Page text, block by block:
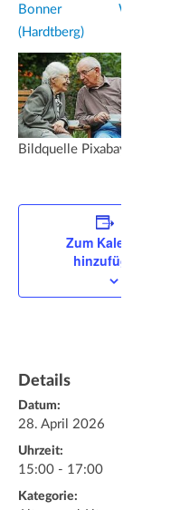
Bonner Westen
(Hardtberg)
Bildquelle Pixabay Free
Zum Kalender
hinzufügen
Details
Datum:
28. April 2026
Uhrzeit:
15:00 - 17:00
Kategorie: